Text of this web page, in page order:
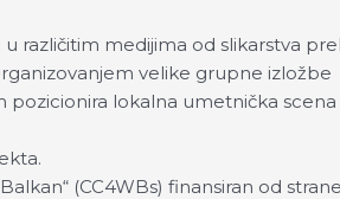
različitim medijima od slikarstva
velike grupne izložbe
lokalna umetnička scena
(CC4WBs) finansiran od strane